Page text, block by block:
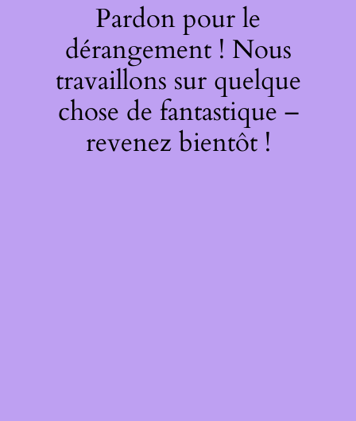
Pardon pour le
dérangement ! Nous
travaillons sur quelque
chose de fantastique –
revenez bientôt !